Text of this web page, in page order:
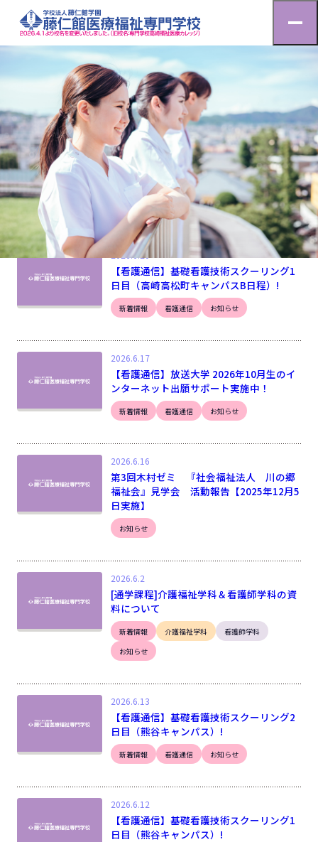
お知らせ
HOME お知らせ
2026.6.20
【看護通信】基礎看護技術スクーリング1
日目（高崎高松町キャンパスB日程）!
新着情報 看護通信 お知らせ
2026.6.17
【看護通信】放送大学 2026年10月生のイ
ンターネット出願サポート実施中！
新着情報 看護通信 お知らせ
2026.6.16
第3回木村ゼミ 『社会福祉法人 川の郷
福祉会』見学会 活動報告【2025年12月5
日実施】
お知らせ
2026.6.2
[通学課程]介護福祉学科＆看護師学科の資
料について
新着情報 介護福祉学科
看護師学科
お知らせ
2026.6.13
【看護通信】基礎看護技術スクーリング2
日目（熊谷キャンパス）!
新着情報 看護通信 お知らせ
2026.6.12
【看護通信】基礎看護技術スクーリング1
日目（熊谷キャンパス）!